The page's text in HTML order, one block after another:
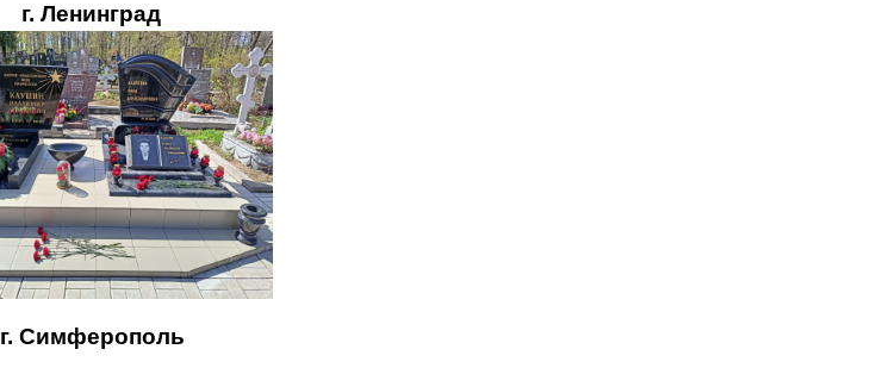
г. Ленинград
г. Симферополь